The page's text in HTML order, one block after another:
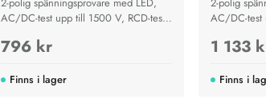
AC/DC-test upp till 1500 V, RCD-test,
IP64-skydd.
796 kr
Finns i lager
AC/DC-test
1 133
Finns i